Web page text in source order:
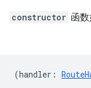
constructor 函数
(handler :